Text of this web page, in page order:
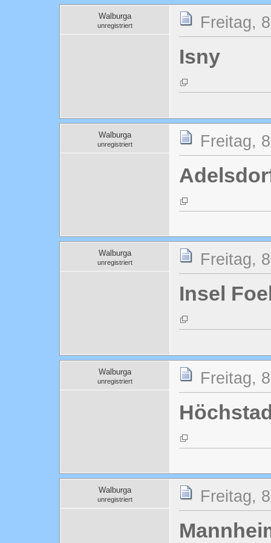
Walburga
unregistriert Freitag,
Isny
Walburga
unregistriert Freitag,
Walburga
unregistriert Freitag,
Insel
Walburga
unregistriert Freitag,
Walburga
unregistriert Freitag,